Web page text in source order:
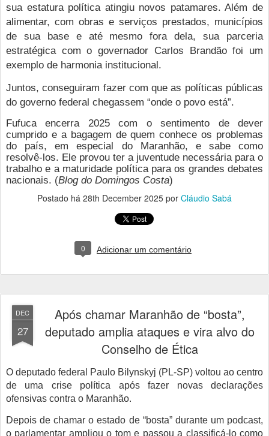
sua estatura política atingiu novos patamares. Além de
alimentar, com obras e serviços prestados, municípios
de sua base e até mesmo fora dela, sua parceria
estratégica com o governador Carlos Brandão foi um
exemplo de harmonia institucional.
Juntos, conseguiram fazer com que as políticas públicas
do governo federal chegassem “onde o povo está”.
Fufuca encerra 2025 com o sentimento de dever
cumprido e a bagagem de quem conhece os problemas
do país, em especial do Maranhão, e sabe como
resolvê-los. Ele provou ter a juventude necessária para o
trabalho e a maturidade política para os grandes debates
nacionais. (Blog do Domingos Costa)
Postado há 28th December 2025 por Cláudio Sabá
0 Adicionar um comentário
DEC
27
Após chamar Maranhão de “bosta”,
deputado amplia ataques e vira alvo do
Conselho de Ética
O deputado federal Paulo Bilynskyj (PL-SP) voltou ao centro
de uma crise política após fazer novas declarações
ofensivas contra o Maranhão.
Depois de chamar o estado de “bosta” durante um podcast,
o parlamentar ampliou o tom e passou a classificá-lo como